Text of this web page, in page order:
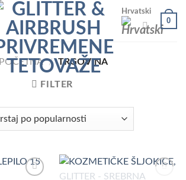
Hrvatski
0
POČETNA / TRGOVINA
FILTER